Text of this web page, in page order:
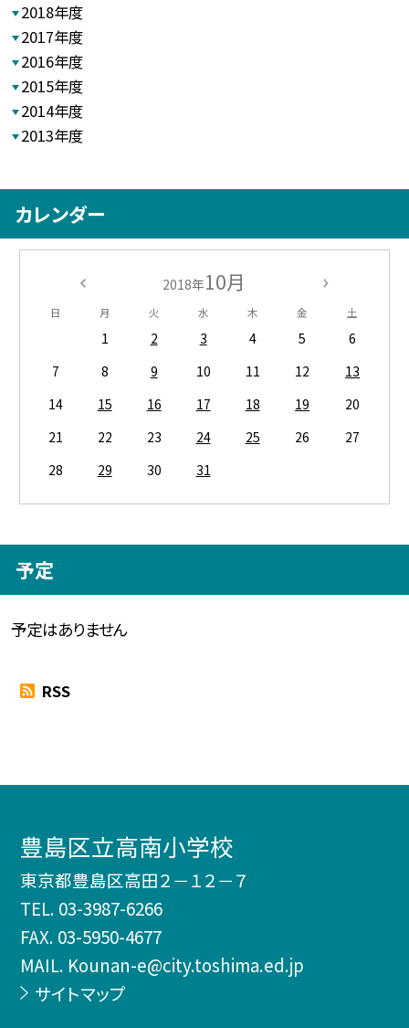
2018年度
2017年度
2016年度
2015年度
2014年度
2013年度
カレンダー
2018年10月
日 月 火 水 木 金 土
1 2 3 4 5
6
7
8 9 10 11 12
13
14
15 16 17 18 19
20
21
22 23 24 25 26
27
28
29 30 31
予定
予定はありません
RSS
豊島区立高南小学校
東京都豊島区高田２－１２－７
TEL. 03-3987-6266
FAX. 03-5950-4677
MAIL. Kounan-e@city.toshima.ed.jp
サイトマップ